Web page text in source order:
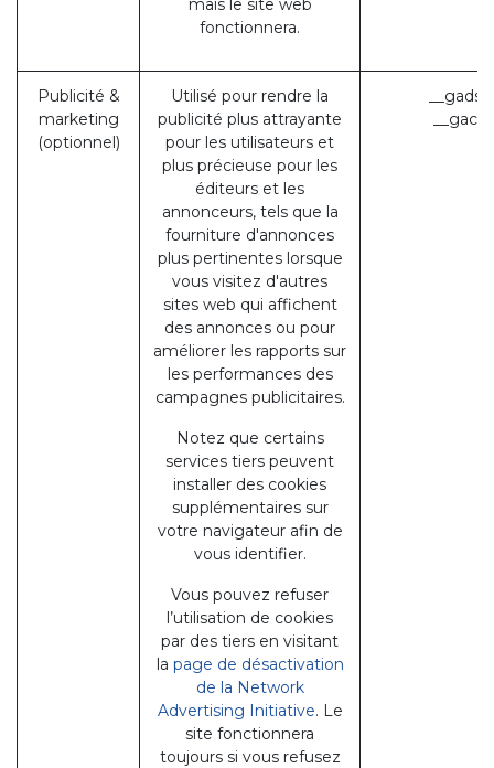
mais le site web
fonctionnera.
Publicité &
marketing
(optionnel)
Utilisé pour rendre la
publicité plus attrayante
pour les utilisateurs et
plus précieuse pour les
éditeurs et les
annonceurs, tels que la
fourniture d'annonces
plus pertinentes lorsque
vous visitez d'autres
sites web qui affichent
des annonces ou pour
améliorer les rapports sur
les performances des
campagnes publicitaires.
Notez que certains
services tiers peuvent
installer des cookies
supplémentaires sur
votre navigateur afin de
vous identifier.
Vous pouvez refuser
l’utilisation de cookies
par des tiers en visitant
la page de désactivation
de la Network
Advertising Initiative. Le
site fonctionnera
toujours si vous refusez
__gads
__gac